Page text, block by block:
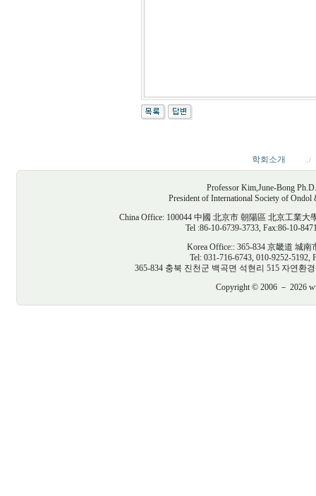
학회소개 ../
Professor Kim,June-Bong
President of International Society of Ondol
China Office: 100044 中國 北京市 朝陽區 北京工業
Tel :86-10-6739-3733, Fax:86-10-
Korea Office:: 365-834 京畿道 城
Tel: 031-716-6743, 010-9252-5192,
365-834 충북 진천군 백곡면 석현리 515 자연환경
Copyright © 2006 － 2026